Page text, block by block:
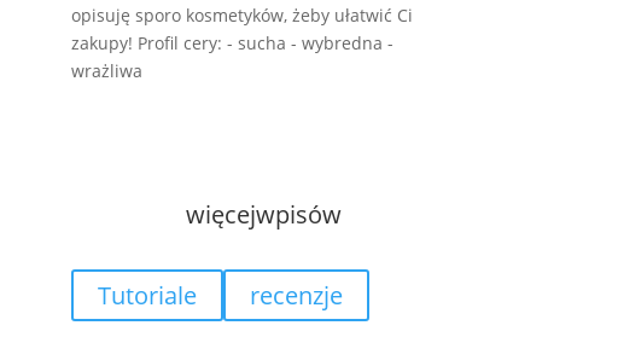
opisuję sporo kosmetyków, żeby ułatwić Ci
zakupy! Profil cery: - sucha - wybredna -
wrażliwa
więcejwpisów
Tutoriale recenzje